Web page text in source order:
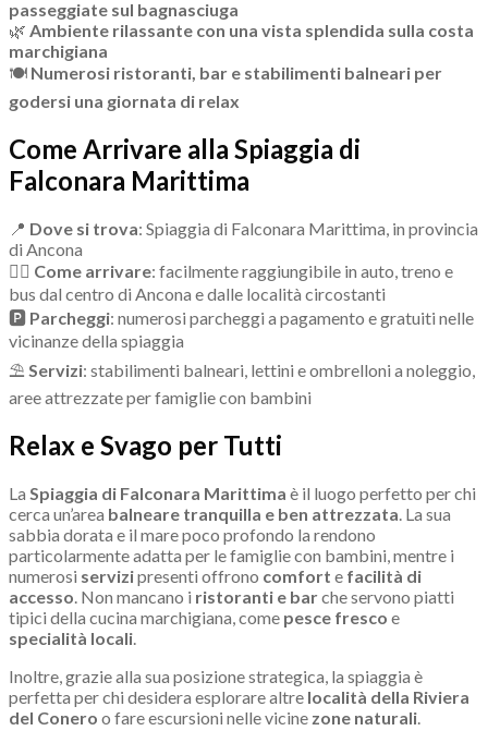
passeggiate sul bagnasciuga
🌿 Ambiente rilassante con una vista splendida sulla costa
marchigiana
🍽 Numerosi ristoranti, bar e stabilimenti balneari per
godersi una giornata di relax
Come Arrivare alla Spiaggia di
Falconara Marittima
📍 Dove si trova: Spiaggia di Falconara Marittima, in provincia
di Ancona
🚶‍♂ Come arrivare: facilmente raggiungibile in auto, treno e
bus dal centro di Ancona e dalle località circostanti
🅿 Parcheggi: numerosi parcheggi a pagamento e gratuiti nelle
vicinanze della spiaggia
⛱ Servizi: stabilimenti balneari, lettini e ombrelloni a noleggio,
aree attrezzate per famiglie con bambini
Relax e Svago per Tutti
La Spiaggia di Falconara Marittima è il luogo perfetto per chi
cerca un’area balneare tranquilla e ben attrezzata . La sua
sabbia dorata e il mare poco profondo la rendono
particolarmente adatta per le famiglie con bambini, mentre i
numerosi servizipresenti offrono comfort e facilità di
accesso . Non mancano i ristoranti e barche servono piatti
tipici della cucina marchigiana, come pesce fresco e
specialità locali
Inoltre, grazie alla sua posizione strategica, la spiaggia è
perfetta per chi desidera esplorare altre località della Riviera
del Conero o fare escursioni nelle vicine zone naturali